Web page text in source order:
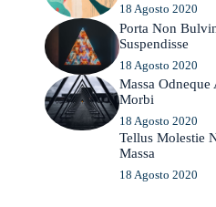
18 Agosto 2020
Porta Non
Suspendisse
18 Agosto 2020
Massa
Morbi
18 Agosto 2020
Tellus Molestie
Massa
18 Agosto 2020